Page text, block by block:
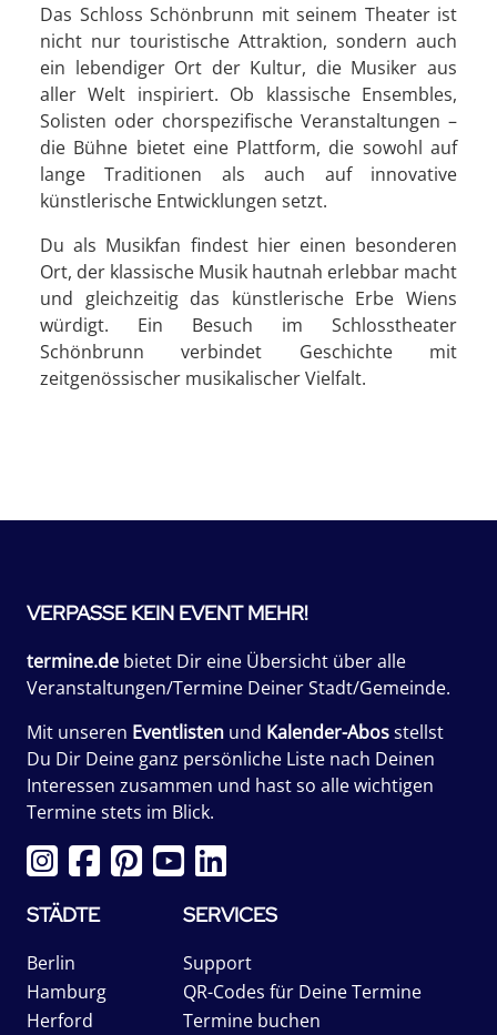
Das Schloss Schönbrunn mit seinem Theater ist
nicht nur touristische Attraktion, sondern auch
ein lebendiger Ort der Kultur, die Musiker aus
aller Welt inspiriert. Ob klassische Ensembles,
Solisten oder chorspezifische Veranstaltungen –
die Bühne bietet eine Plattform, die sowohl auf
lange Traditionen als auch auf innovative
künstlerische Entwicklungen setzt.
Du als Musikfan findest hier einen besonderen
Ort, der klassische Musik hautnah erlebbar macht
und gleichzeitig das künstlerische Erbe Wiens
würdigt. Ein Besuch im Schlosstheater
Schönbrunn verbindet Geschichte mit
zeitgenössischer musikalischer Vielfalt.
VERPASSE KEIN EVENT MEHR!
termine.de bietet Dir eine Übersicht über alle
Veranstaltungen/Termine Deiner Stadt/Gemeinde.
Mit unseren Eventlisten und Kalender-Abosstellst
Du Dir Deine ganz persönliche Liste nach Deinen
Interessen zusammen und hast so alle wichtigen
Termine stets im Blick.
STÄDTE
Berlin
Hamburg
Herford
SERVICES
Support
QR-Codes für Deine Termine
Termine buchen